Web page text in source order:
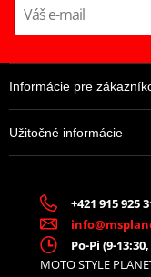
Informácie pre
Užitočné informácie
+421 915 925
Po-Pi (9-
MOTO STYLE